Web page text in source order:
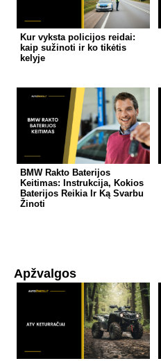
Kur vyksta policijos reidai:
kaip sužinoti ir ko tikėtis
kelyje
BMW Rakto Baterijos
Keitimas: Instrukcija, Kokios
Baterijos Reikia Ir Ką Svarbu
Žinoti
Apžvalgos